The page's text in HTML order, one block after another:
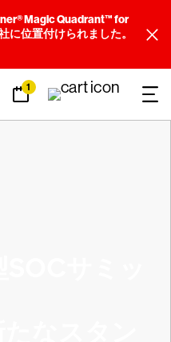
Magic Quadrant™ for
位置付けられました。
1